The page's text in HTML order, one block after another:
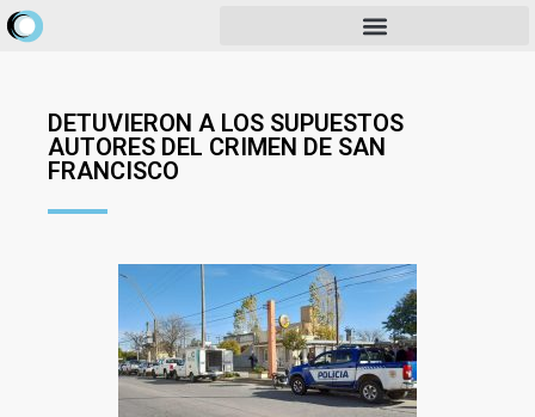
DETUVIERON A LOS SUPUESTOS
AUTORES DEL CRIMEN DE SAN
FRANCISCO